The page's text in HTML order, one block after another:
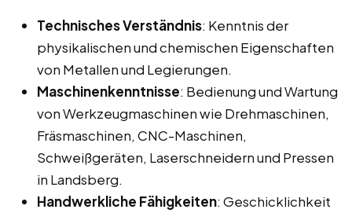
Technisches Verständnis: Kenntnis der
physikalischen und chemischen Eigenschaften
von Metallen und Legierungen.
Maschinenkenntnisse: Bedienung und Wartung
von Werkzeugmaschinen wie Drehmaschinen,
Fräsmaschinen, CNC-Maschinen,
Schweißgeräten, Laserschneidern und Pressen
in Landsberg.
Handwerkliche Fähigkeiten: Geschicklichkeit